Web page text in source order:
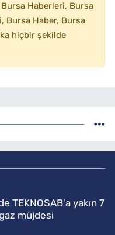
Bursa Haberleri, Bursa
Bursa Haber, Bursa
hiçbir şekilde
TEKNOSAB'a yakın 7
müjdesi